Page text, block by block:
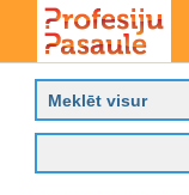
P
o
f
e